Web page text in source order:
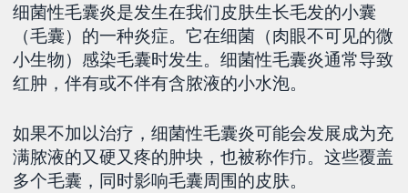
细菌性毛囊炎是发生在我们皮肤生长毛发的小囊
（毛囊）的一种炎症。它在细菌（肉眼不可见的微
小生物）感染毛囊时发生。细菌性毛囊炎通常导致
红肿，伴有或不伴有含脓液的小水泡。
如果不加以治疗，细菌性毛囊炎可能会发展成为充
满脓液的又硬又疼的肿块，也被称作疖。这些覆盖
多个毛囊，同时影响毛囊周围的皮肤。